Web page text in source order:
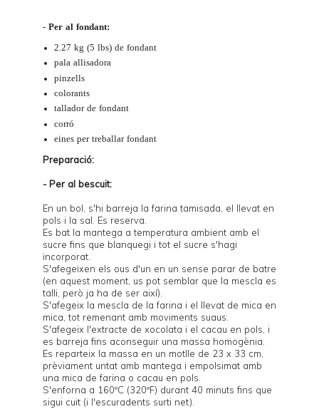
- Per al fondant:
2.27 kg (5 lbs) de fondant
pala allisadora
pinzells
colorants
tallador de fondant
corró
eines per treballar fondant
Preparació:
- Per al bescuit:
En un bol, s'hi barreja la farina tamisada, el llevat en
pols i la sal. Es reserva.
Es bat la mantega a temperatura ambient amb el
sucre fins que blanquegi i tot el sucre s'hagi
incorporat.
S'afegeixen els ous d'un en un sense parar de batre
(en aquest moment, us pot semblar que la mescla es
talli, però ja ha de ser així).
S'afegeix la mescla de la farina i el llevat de mica en
mica, tot remenant amb moviments suaus.
S'afegeix l'extracte de xocolata i el cacau en pols, i
es barreja fins aconseguir una massa homogènia.
Es reparteix la massa en un motlle de 23 x 33 cm,
prèviament untat amb mantega i empolsimat amb
una mica de farina o cacau en pols.
S'enforna a 160ºC (320ºF) durant 40 minuts fins que
sigui cuit (i l'escuradents surti net).